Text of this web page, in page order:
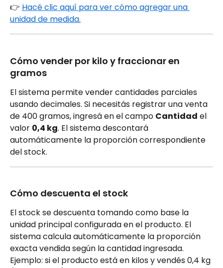
👉 Hacé clic aquí para ver cómo agregar una
unidad de medida.
Cómo vender por kilo y fraccionar en
gramos
El sistema permite vender cantidades parciales
usando decimales. Si necesitás registrar una venta
de 400 gramos, ingresá en el campo Cantidad el
valor 0,4 kg. El sistema descontará
automáticamente la proporción correspondiente
del stock.
Cómo descuenta el stock
El stock se descuenta tomando como base la
unidad principal configurada en el producto. El
sistema calcula automáticamente la proporción
exacta vendida según la cantidad ingresada.
Ejemplo: si el producto está en kilos y vendés 0,4 kg